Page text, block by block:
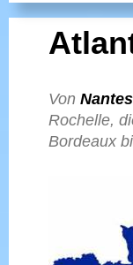
Von Nantes
Rochelle,
Bordeaux